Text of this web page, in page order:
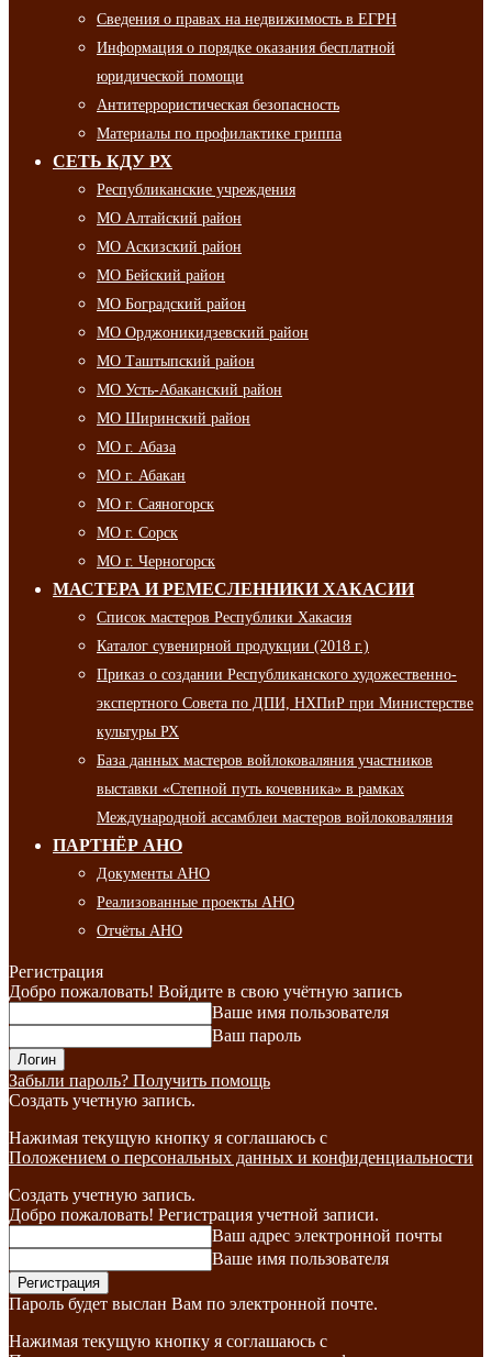
Сведения о правах на недвижимость в ЕГРН
Информация о порядке оказания бесплатной
юридической помощи
Антитеррористическая безопасность
Материалы по профилактике гриппа
СЕТЬ КДУ РХ
Республиканские учреждения
МО Алтайский район
МО Аскизский район
МО Бейский район
МО Боградский район
МО Орджоникидзевский район
МО Таштыпский район
МО Усть-Абаканский район
МО Ширинский район
МО г. Абаза
МО г. Абакан
МО г. Саяногорск
МО г. Сорск
МО г. Черногорск
МАСТЕРА И РЕМЕСЛЕННИКИ ХАКАСИИ
Список мастеров Республики Хакасия
Каталог сувенирной продукции (2018 г.)
Приказ о создании Республиканского художественно-
экспертного Совета по ДПИ, НХПиР при Министерстве
культуры РХ
База данных мастеров войлоковаляния участников
выставки «Степной путь кочевника» в рамках
Международной ассамблеи мастеров войлоковаляния
ПАРТНЁР АНО
Документы АНО
Реализованные проекты АНО
Отчёты АНО
Регистрация
Добро пожаловать! Войдите в свою учётную запись
Ваше имя пользователя
Ваш пароль
Забыли пароль? Получить помощь
Создать учетную запись.
Нажимая текущую кнопку я соглашаюсь с
Положением о персональных данных и конфиденциальности
Создать учетную запись.
Добро пожаловать! Регистрация учетной записи.
Ваш адрес электронной почты
Ваше имя пользователя
Пароль будет выслан Вам по электронной почте.
Нажимая текущую кнопку я соглашаюсь с